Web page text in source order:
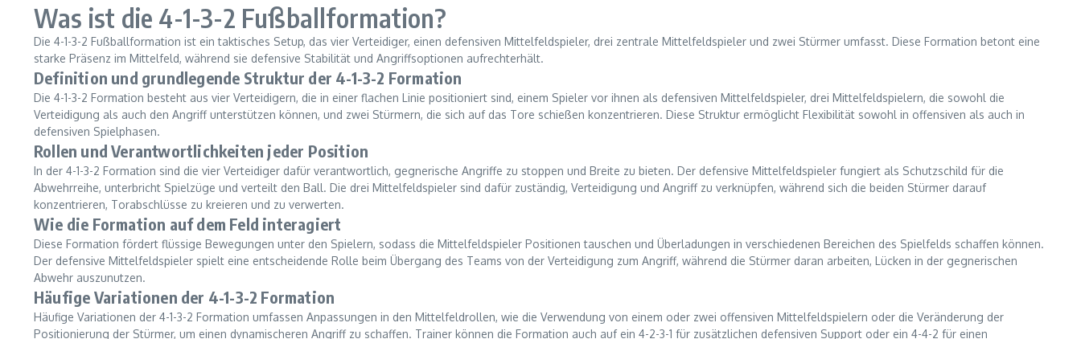
Was ist die 4-1-3-2 Fußballformation?
Die 4-1-3-2 Fußballformation ist ein taktisches Setup, das vier Verteidiger, einen defensiven Mittelfeldspieler, drei zentrale Mittelfeldspieler und zwei Stürmer umfasst. Diese Formation betont eine
starke Präsenz im Mittelfeld, während sie defensive Stabilität und Angriffsoptionen aufrechterhält.
Definition und grundlegende Struktur der 4-1-3-2 Formation
Die 4-1-3-2 Formation besteht aus vier Verteidigern, die in einer flachen Linie positioniert sind, einem Spieler vor ihnen als defensiven Mittelfeldspieler, drei Mittelfeldspielern, die sowohl die
Verteidigung als auch den Angriff unterstützen können, und zwei Stürmern, die sich auf das Tore schießen konzentrieren. Diese Struktur ermöglicht Flexibilität sowohl in offensiven als auch in
defensiven Spielphasen.
Rollen und Verantwortlichkeiten jeder Position
In der 4-1-3-2 Formation sind die vier Verteidiger dafür verantwortlich, gegnerische Angriffe zu stoppen und Breite zu bieten. Der defensive Mittelfeldspieler fungiert als Schutzschild für die
Abwehrreihe, unterbricht Spielzüge und verteilt den Ball. Die drei Mittelfeldspieler sind dafür zuständig, Verteidigung und Angriff zu verknüpfen, während sich die beiden Stürmer darauf
konzentrieren, Torabschlüsse zu kreieren und zu verwerten.
Wie die Formation auf dem Feld interagiert
Diese Formation fördert flüssige Bewegungen unter den Spielern, sodass die Mittelfeldspieler Positionen tauschen und Überladungen in verschiedenen Bereichen des Spielfelds schaffen können.
Der defensive Mittelfeldspieler spielt eine entscheidende Rolle beim Übergang des Teams von der Verteidigung zum Angriff, während die Stürmer daran arbeiten, Lücken in der gegnerischen
Abwehr auszunutzen.
Häufige Variationen der 4-1-3-2 Formation
Häufige Variationen der 4-1-3-2 Formation umfassen Anpassungen in den Mittelfeldrollen, wie die Verwendung von einem oder zwei offensiven Mittelfeldspielern oder die Veränderung der
Positionierung der Stürmer, um einen dynamischeren Angriff zu schaffen. Trainer können die Formation auch auf ein 4-2-3-1 für zusätzlichen defensiven Support oder ein 4-4-2 für einen